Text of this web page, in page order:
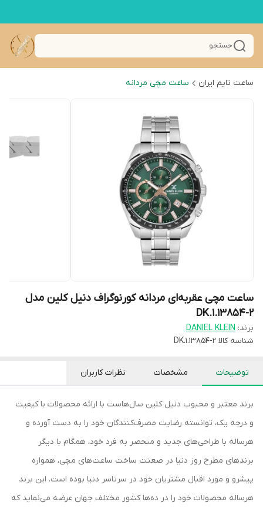
جستجو
ساعت تایم ایران ساعت مچی مردانه
ساعت مچی عقربه‌ای مردانه کورنوگراف دنیل کلین مدل
DK.1.13854-2
برند: DANIEL KLEIN
شناسه کالا DK.1.13854-2
توضیحات مشخصات نظرات کاربران
برند معتبر و محبوب دنیل کلین سال‌هاست با ارائه محصولات با کیفیت
و درجه یک، توانسته رضایت مصرف‌کنندگان خود را به دست آورده و
هرساله با طراحی‌های جدید و منحصر به فرد خود، همگام با دیگر
برندهای مطرح روز دنیا در صعنت ساخت ساعت‌های مچی، همواره
پیشرو و مورد اقبال مشتریان خود در سرتاسر دنیا بوده است. این برند
هرساله محصولات خود را در ده‌ها کشور مختلف جهان عرضه می‌نماید که